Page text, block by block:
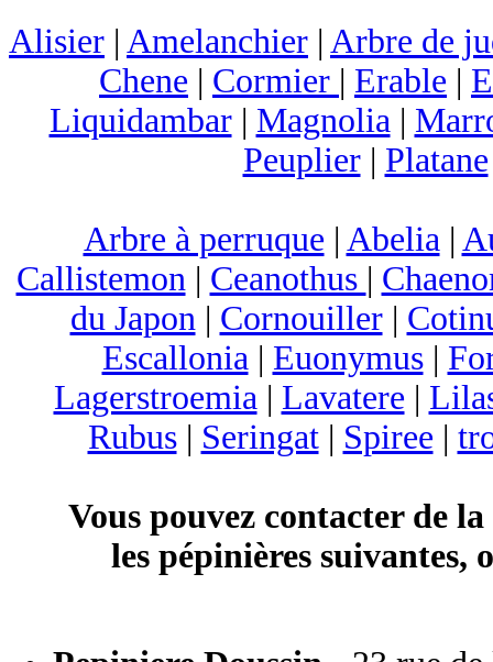
Alisier | Amelanchier | Arbre de
Chene | Cormier | Erable |
Liquidambar| Magnolia|
Peuplier| Platane
Arbre à perruque | Abelia|
Callistemon| Ceanothus |
du Japon| Cornouiller|
Escallonia| Euonymus|
Lagerstroemia| Lavatere |
Rubus| Seringat| Spiree |
Vous pouvez contacter de
les pépinières